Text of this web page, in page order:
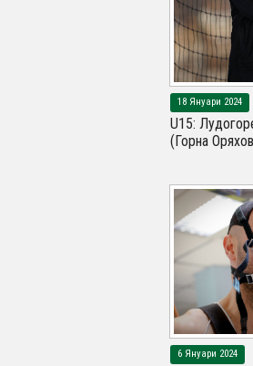
18 Януари 2024
U15:
(Горна
6 Януари 2024